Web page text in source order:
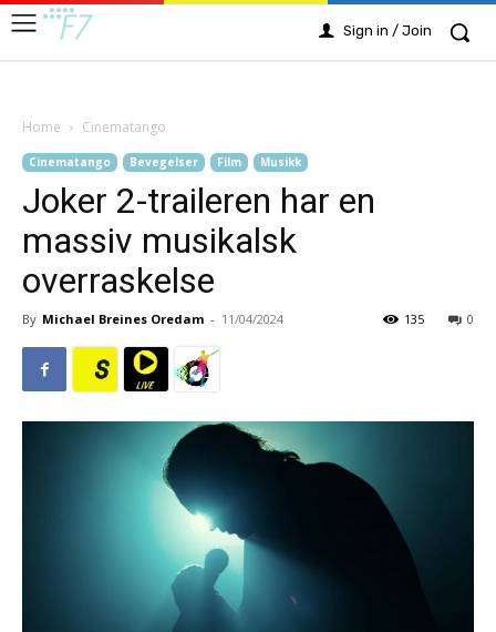
Sign in / Join
Home Cinematango
Cinematango Bevegelser Film Musikk
Joker 2-traileren har en
massiv musikalsk
overraskelse
By Michael Breines Oredam - 11/04/2024 0
135